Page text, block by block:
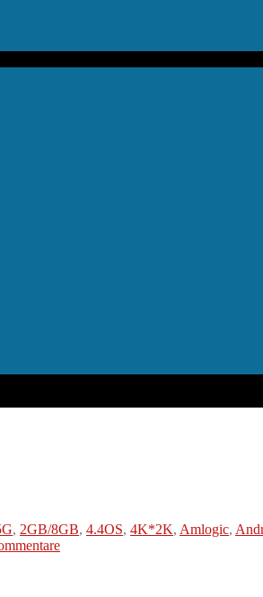
, 2GB/8GB, 4.4OS, 4K*2K, Amlogic,